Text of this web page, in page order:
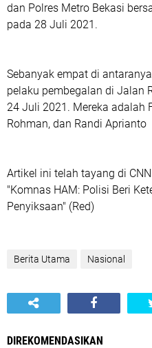
dan Polres Metro Bekasi
pada 28 Juli 2021.
Sebanyak empat di
pelaku pembegalan di Jalan
24 Juli 2021. Mereka adalah
Rohman, dan Randi Aprianto
Artikel ini telah tayang di
"Komnas HAM: Polisi Beri
Penyiksaan" (Red)
Berita Utama Nasional
DIREKOMENDASIKAN